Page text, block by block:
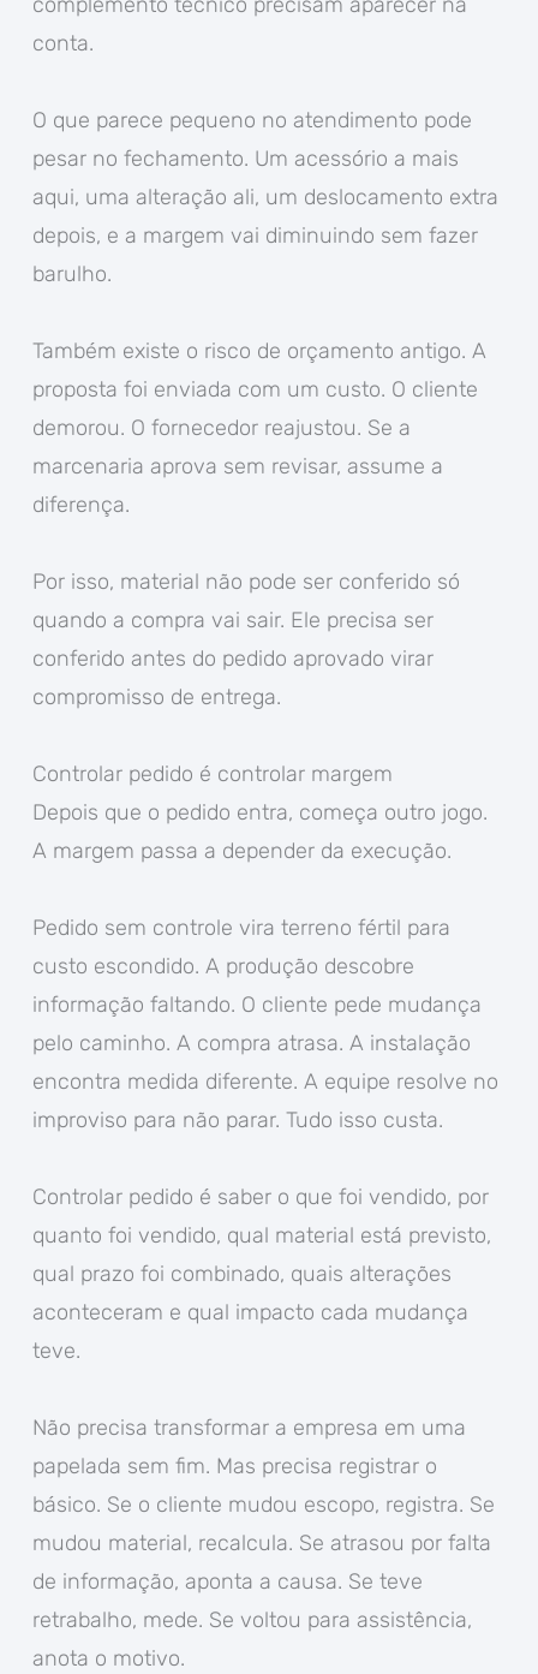
conta.
O que parece pequeno no atendimento pode
pesar no fechamento. Um acessório a mais
aqui, uma alteração ali, um deslocamento extra
depois, e a margem vai diminuindo sem fazer
barulho.
Também existe o risco de orçamento antigo. A
proposta foi enviada com um custo. O cliente
demorou. O fornecedor reajustou. Se a
marcenaria aprova sem revisar, assume a
diferença.
Por isso, material não pode ser conferido só
quando a compra vai sair. Ele precisa ser
conferido antes do pedido aprovado virar
compromisso de entrega.
Controlar pedido é controlar margem
Depois que o pedido entra, começa outro jogo.
A margem passa a depender da execução.
Pedido sem controle vira terreno fértil para
custo escondido. A produção descobre
informação faltando. O cliente pede mudança
pelo caminho. A compra atrasa. A instalação
encontra medida diferente. A equipe resolve no
improviso para não parar. Tudo isso custa.
Controlar pedido é saber o que foi vendido, por
quanto foi vendido, qual material está previsto,
qual prazo foi combinado, quais alterações
aconteceram e qual impacto cada mudança
teve.
Não precisa transformar a empresa em uma
papelada sem fim. Mas precisa registrar o
básico. Se o cliente mudou escopo, registra. Se
mudou material, recalcula. Se atrasou por falta
de informação, aponta a causa. Se teve
retrabalho, mede. Se voltou para assistência,
anota o motivo.